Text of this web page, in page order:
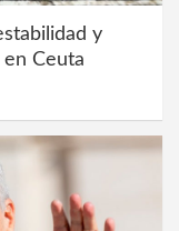
y
en Ceuta